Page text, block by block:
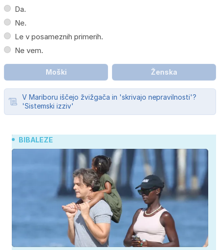
Da.
Ne.
Le v posameznih primerih.
Ne vem.
Moški Ženska
V Mariboru iščejo žvižgača in 'skrivajo nepravilnosti'?
'Sistemski izziv'
BIBALEZE